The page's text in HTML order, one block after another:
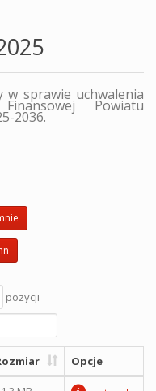
w sprawie uchwalenia
Powiatu
2036.
pozycji
Opcje